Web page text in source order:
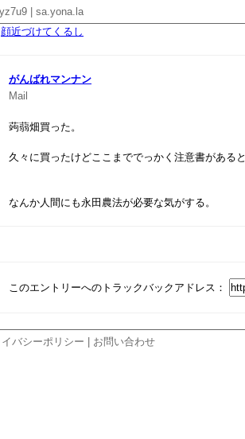
sa.yona.la
顔近づけてくるし
がんばれマンナン
Mail
蒟蒻畑買った。
久々に買ったけどここまででっかく注意書がある
なんか人間にも永田農法が必要な気がする。
このエントリーへのトラックバックアドレス：
バシーポリシー お問い合わせ